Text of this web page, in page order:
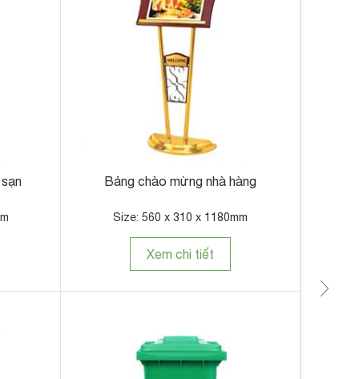
Bảng chào mừng nhà hàng
Size: 560 x 310 x 1180mm
Xem chi tiết